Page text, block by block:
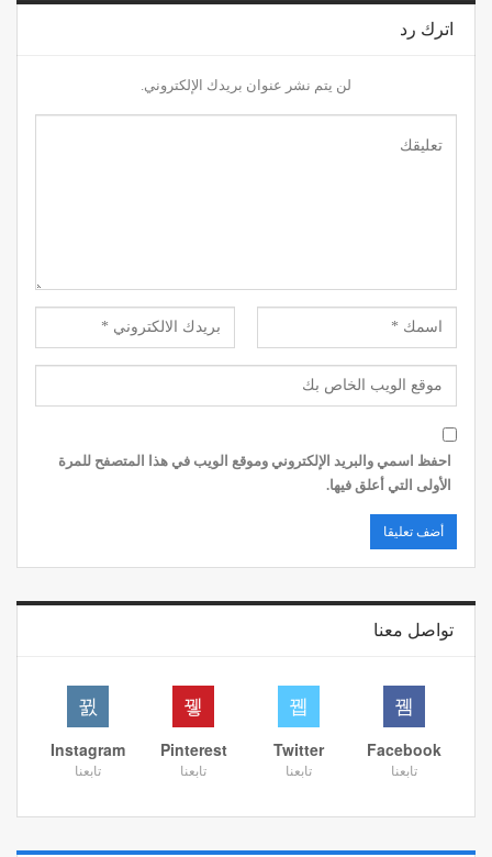
اترك رد
لن يتم نشر عنوان بريدك الإلكتروني.
احفظ اسمي والبريد الإلكتروني وموقع الويب في هذا المتصفح للمرة
الأولى التي أعلق فيها.
تواصل معنا
Facebook
تابعنا
Twitter
تابعنا
Pinterest
تابعنا
Instagram
تابعنا